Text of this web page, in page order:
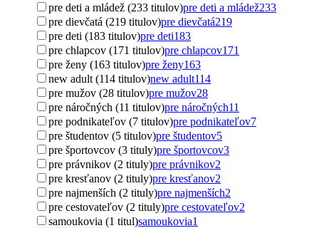
pre deti a mládež (233 titulov)pre deti a mládež233
pre dievčatá (219 titulov)pre dievčatá219
pre deti (183 titulov)pre deti183
pre chlapcov (171 titulov)pre chlapcov171
pre ženy (163 titulov)pre ženy163
new adult (114 titulov)new adult114
pre mužov (28 titulov)pre mužov28
pre náročných (11 titulov)pre náročných11
pre podnikateľov (7 titulov)pre podnikateľov7
pre študentov (5 titulov)pre študentov5
pre športovcov (3 tituly)pre športovcov3
pre právnikov (2 tituly)pre právnikov2
pre kresťanov (2 tituly)pre kresťanov2
pre najmenších (2 tituly)pre najmenších2
pre cestovateľov (2 tituly)pre cestovateľov2
samoukovia (1 titul)samoukovia1